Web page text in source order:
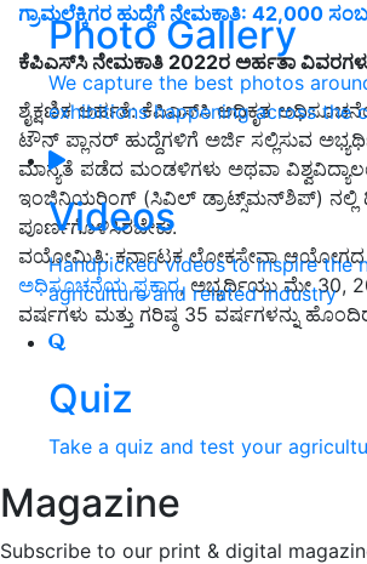
Photo Gallery
We capture the best photos
exhibitions happening across the
Videos
Handpicked videos to inspire the
agriculture and related industry
Quiz
Take a quiz and test your
Magazine
Subscribe to our print & digital
ಗ್ರಾಮಲೆಕ್ಕಿಗರ ಹುದ್ದೆಗೆ ನೇಮಕಾತಿ: 42,000
ಕೆಪಿಎಸ್‌ಸಿ ನೇಮಕಾತಿ 2022ರ ಅರ್ಹತಾ
ಶೈಕ್ಷಣಿಕ ಅರ್ಹತೆ: ಕೆಪಿಎಸ್‌ಸಿ ಅಧಿಕೃತ
ಟೌನ್ ಪ್ಲಾನರ್ ಹುದ್ದೆಗಳಿಗೆ ಅರ್ಜಿ ಸಲ್ಲಿಸುವ
ಮಾನ್ಯತೆ ಪಡೆದ ಮಂಡಳಿಗಳು ಅಥವಾ
ಇಂಜಿನಿಯರಿಂಗ್ (ಸಿವಿಲ್ ಡ್ರಾಟ್ಸ್‌ಮನ್‌ಶಿಪ್) ನಲ್ಲಿ
ಪೂರ್ಣಗೊಳಿಸಿರಬೇಕು.
ವಯೋಮಿತಿ: ಕರ್ನಾಟಕ ಲೋಕಸೇವಾ ಆಯೋಗದ
ಅಧಿಸೂಚನೆಯ ಪ್ರಕಾರ, ಅಭ್ಯರ್ಥಿಯು ಮೇ 30,
ವರ್ಷಗಳು ಮತ್ತು ಗರಿಷ್ಠ 35 ವರ್ಷಗಳನ್ನು